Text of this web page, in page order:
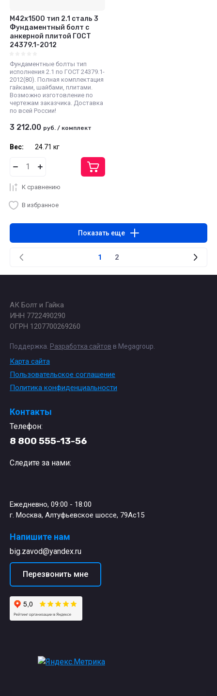
М42x1500 тип 2.1 сталь 3
Фундаментный болт с
анкерной плитой ГОСТ
24379.1-2012
Фундаментные болты тип
исполнения 2.1 по ГОСТ 24379.1-
2012(80). Полная комплектация
гайками, шайбами, плитами.
Возможно изготовление по
чертежам заказчика. Доставка
по всей России!
3 212.00 руб. / комплект
Вес: 24.71 кг
К сравнению
В избранное
Показать еще
1 2
АК Болт и Гайка
ИНН 7722490290
ОГРН 1207700269260
Поддержка. Разработка сайтов в Megagroup.
Карта сайта
Пользовательское соглашение
Политика конфиденциальности
Контакты
Телефон:
8 800 555-13-56
Следите за нами:
Ежедневно, 09:00 - 18:00
г. Москва, Алтуфьевское шоссе, 79Ас15
Напишите нам
big.zavod@yandex.ru
Перезвонить мне